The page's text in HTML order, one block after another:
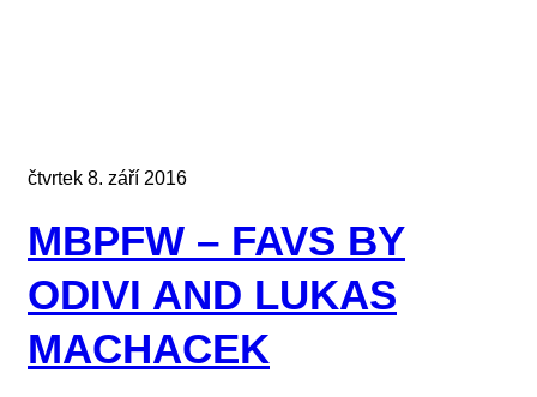
čtvrtek 8. září 2016
MBPFW – FAVS BY
ODIVI AND LUKAS
MACHACEK